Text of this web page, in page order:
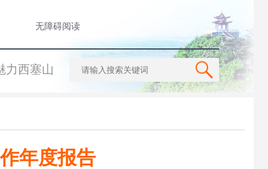
无障碍阅读
力西塞山
年度报告